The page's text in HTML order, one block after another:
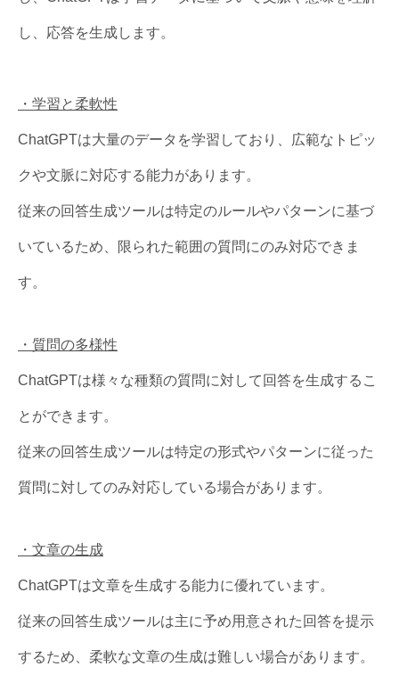
し、応答を生成します。
・学習と柔軟性
ChatGPTは大量のデータを学習しており、広範なトピッ
クや文脈に対応する能力があります。
従来の回答生成ツールは特定のルールやパターンに基づ
いているため、限られた範囲の質問にのみ対応できま
す。
・質問の多様性
ChatGPTは様々な種類の質問に対して回答を生成するこ
とができます。
従来の回答生成ツールは特定の形式やパターンに従った
質問に対してのみ対応している場合があります。
・文章の生成
ChatGPTは文章を生成する能力に優れています。
従来の回答生成ツールは主に予め用意された回答を提示
するため、柔軟な文章の生成は難しい場合があります。